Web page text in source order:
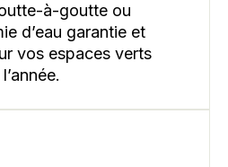
à-goutte ou
d’eau garantie et
vos espaces verts